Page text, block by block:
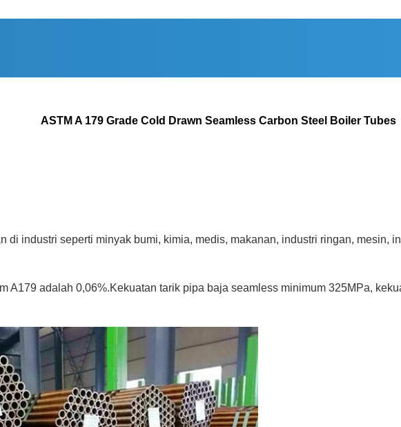
ASTM A 179 Grade Cold Drawn Seamless Carbon Steel Boiler Tubes
di industri seperti minyak bumi, kimia, medis, makanan, industri ringan, mesin,
A179 adalah 0,06%.Kekuatan tarik pipa baja seamless minimum 325MPa,